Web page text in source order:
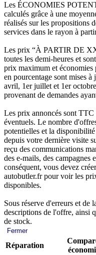
Les ÉCONOMIES
calculés grâce à une
réalisés sur les propositions
services dans le rayon à
Les prix “À PARTIR DE
toutes les demi-heures et
prix maximum et économies
en pourcentage sont mises
avril, 1er juillet et 1er
provenant de demandes
Les prix annoncés sont TTC
éventuels. Le nombre
potentielles et la
depuis votre dernière visite
reçu des communications
des e-mails, des campagnes
conséquent, vous devez
autobutler.fr pour voir les
disponibles.
Sous réserve d'erreurs et de
descriptions de l'offre, ainsi
de stock.
Fermer
Réparation